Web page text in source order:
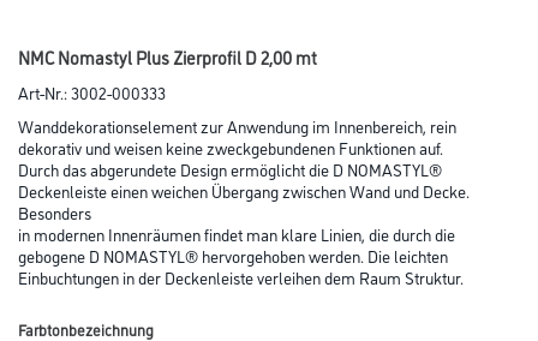
NMC Nomastyl Plus Zierprofil D 2,00 mt
Art-Nr.:3002-000333
Wanddekorationselement zur Anwendung im Innenbereich, rein
dekorativ und weisen keine zweckgebundenen Funktionen auf.
Durch das abgerundete Design ermöglicht die D NOMASTYL®
Deckenleiste einen weichen Übergang zwischen Wand und Decke.
Besonders
in modernen Innenräumen findet man klare Linien, die durch die
gebogene D NOMASTYL® hervorgehoben werden. Die leichten
Einbuchtungen in der Deckenleiste verleihen dem Raum Struktur.
Farbtonbezeichnung